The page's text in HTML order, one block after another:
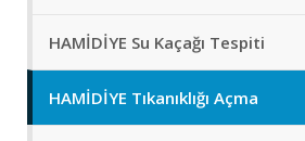
HAMİDİYE Su Kaçağı Tespiti
HAMİDİYE Tıkanıklığı Açma